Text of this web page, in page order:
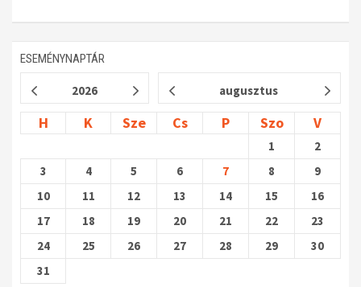
ESEMÉNYNAPTÁR
2026 augusztus
H K Sze Cs P Szo V
1
2
3
4 5 6 7 8
9
10
11 12 13 14 15
16
17
18 19 20 21 22
23
24
25 26 27 28 29
30
31